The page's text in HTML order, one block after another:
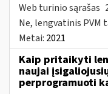
Web turinio sąrašas
Ne, lengvatinis PVM
Metai: 2021
Kaip pritaikyti
naujai
perprogramuoti